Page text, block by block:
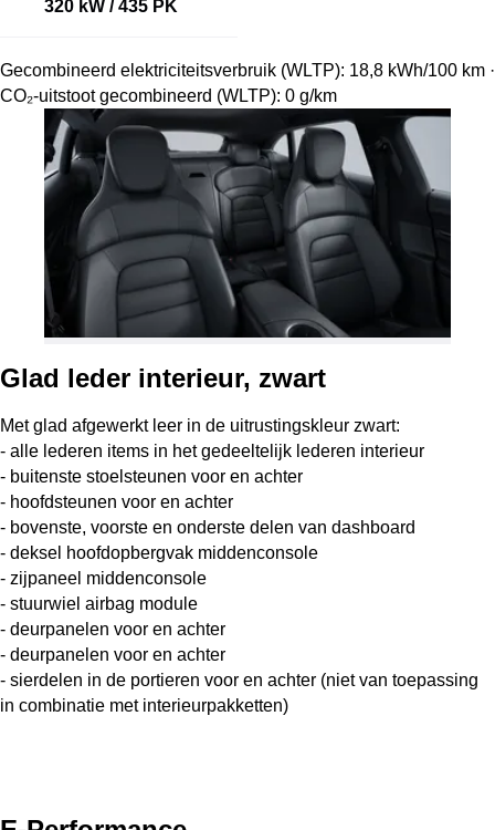
320 kW / 435 PK
Gecombineerd elektriciteitsverbruik (WLTP): 18,8 kWh/100 km ·
CO₂-uitstoot gecombineerd (WLTP): 0 g/km
Glad leder interieur, zwart
Met glad afgewerkt leer in de uitrustingskleur zwart:
- alle lederen items in het gedeeltelijk lederen interieur
- buitenste stoelsteunen voor en achter
- hoofdsteunen voor en achter
- bovenste, voorste en onderste delen van dashboard
- deksel hoofdopbergvak middenconsole
- zijpaneel middenconsole
- stuurwiel airbag module
- deurpanelen voor en achter
- deurpanelen voor en achter
- sierdelen in de portieren voor en achter (niet van toepassing
in combinatie met interieurpakketten)